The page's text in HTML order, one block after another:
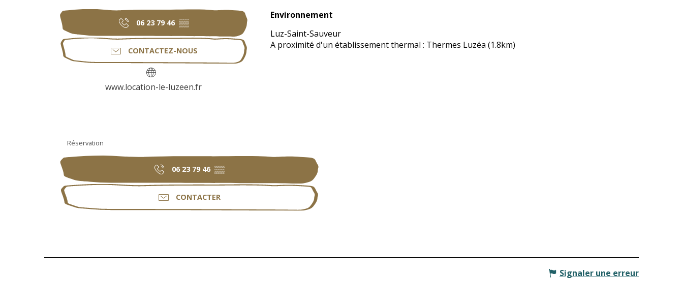
06 23 79 46 ▒▒
CONTACTEZ-NOUS
www.location-le-luzeen.fr
Environnement
Environnement
Luz-Saint-Sauveur
A proximité d'un établissement thermal : Thermes Luzéa (1.8km)
Réservation
06 23 79 46 ▒▒
CONTACTER
Signaler une erreur